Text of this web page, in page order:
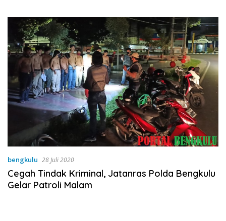
bengkulu 28 Juli 2020
Cegah Tindak Kriminal, Jatanras Polda Bengkulu
Gelar Patroli Malam